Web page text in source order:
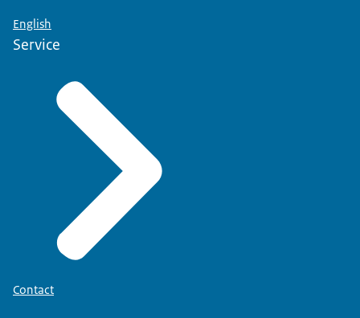
English
Service
Contact